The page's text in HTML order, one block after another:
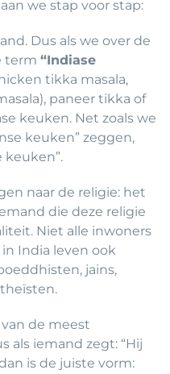
we stap voor stap:
Dus als we over de
term “Indiase
tikka masala,
paneer tikka of
keuken. Net zoals we
keuken” zeggen,
keuken”.
naar de religie: het
die deze religie
Niet alle inwoners
India leven ook
jains,
de meest
als iemand zegt: “Hij
is de juiste vorm: